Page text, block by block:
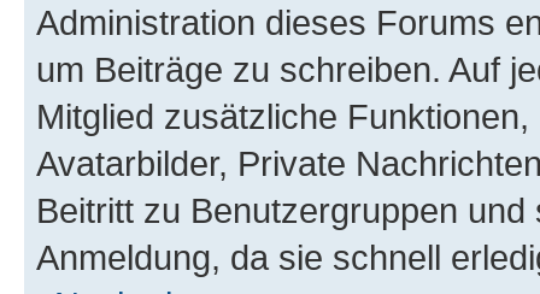
Administration dieses Forums
um Beiträge zu schreiben. Auf
Mitglied zusätzliche
Avatarbilder, Private
Beitritt zu Benutzergruppen
Anmeldung, da sie schnell